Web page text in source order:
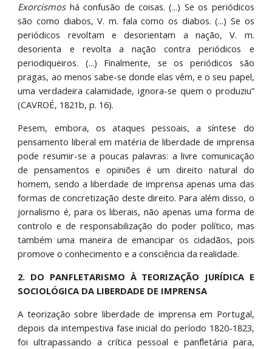
Exorcismos há confusão de coisas. (...) Se os periódicos
são como diabos, V. m. fala como os diabos. (...) Se os
periódicos revoltam e desorientam a nação, V. m.
desorienta e revolta a nação contra periódicos e
periodiqueiros. (...) Finalmente, se os periódicos são
pragas, ao menos sabe-se donde elas vêm, e o seu papel,
uma verdadeira calamidade, ignora-se quem o produziu”
(CAVROÉ, 1821b, p. 16).
Pesem, embora, os ataques pessoais, a síntese do
pensamento liberal em matéria de liberdade de imprensa
pode resumir-se a poucas palavras: a livre comunicação
de pensamentos e opiniões é um direito natural do
homem, sendo a liberdade de imprensa apenas uma das
formas de concretização deste direito. Para além disso, o
jornalismo é, para os liberais, não apenas uma forma de
controlo e de responsabilização do poder político, mas
também uma maneira de emancipar os cidadãos, pois
promove o conhecimento e a consciência da realidade.
2. DO PANFLETARISMO À TEORIZAÇÃO JURÍDICA E
SOCIOLÓGICA DA LIBERDADE DE IMPRENSA
A teorização sobre liberdade de imprensa em Portugal,
depois da intempestiva fase inicial do período 1820-1823,
foi ultrapassando a crítica pessoal e panfletária para,